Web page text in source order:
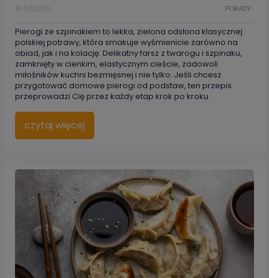
PORADY
16.07.2026
Pierogi ze szpinakiem to lekka, zielona odsłona klasycznej
polskiej potrawy, która smakuje wyśmienicie zarówno na
obiad, jak i na kolację. Delikatny farsz z twarogu i szpinaku,
zamknięty w cienkim, elastycznym cieście, zadowoli
miłośników kuchni bezmięsnej i nie tylko. Jeśli chcesz
przygotować domowe pierogi od podstaw, ten przepis
przeprowadzi Cię przez każdy etap krok po kroku.
czytaj więcej